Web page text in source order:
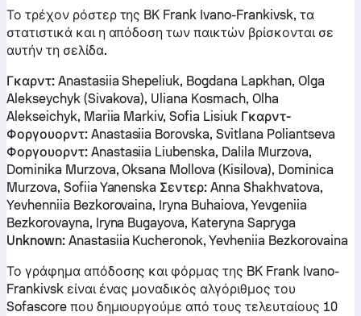
Το τρέχον ρόστερ της BK Frank Ivano-Frankivsk, τα
στατιστικά και η απόδοση των παικτών βρίσκονται σε
αυτήν τη σελίδα.
Γκαρντ:Anastasiia Shepeliuk, Bogdana Lapkhan, Olga
Alekseychyk (Sivakova), Uliana Kosmach, Olha
Alekseichyk, Mariia Markiv, Sofia Lisiuk Γκαρντ-
Φοργουορντ:Anastasiia Borovska, Svitlana Poliantseva
Φοργουορντ:Anastasiia Liubenska, Dalila Murzova,
Dominika Murzova, Oksana Mollova (Kisilova), Dominica
Murzova, Sofiia Yanenska Σεντερ: Anna Shakhvatova,
Yevhenniia Bezkorovaina, Iryna Buhaiova, Yevgeniia
Bezkorovayna, Iryna Bugayova, Kateryna Sapryga
Unknown:Anastasiia Kucheronok, Yevheniia Bezkorovaina
Το γράφημα απόδοσης και φόρμας της BK Frank Ivano-
Frankivsk είναι ένας μοναδικός αλγόριθμος του
Sofascore που δημιουργούμε από τους τελευταίους 10